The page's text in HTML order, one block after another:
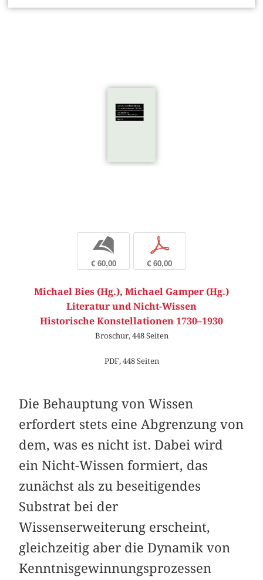
b
€ 60,00
p
€ 60,00
Michael Bies (Hg.), Michael Gamper (Hg.)
Literatur und Nicht-Wissen
Historische Konstellationen 1730–1930
Broschur, 448 Seiten
PDF, 448 Seiten
Die Behauptung von Wissen
erfordert stets eine Abgrenzung von
dem, was es nicht ist. Dabei wird
ein Nicht-Wissen formiert, das
zunächst als zu beseitigendes
Substrat bei der
Wissenserweiterung erscheint,
gleichzeitig aber die Dynamik von
Kenntnisgewinnungsprozessen